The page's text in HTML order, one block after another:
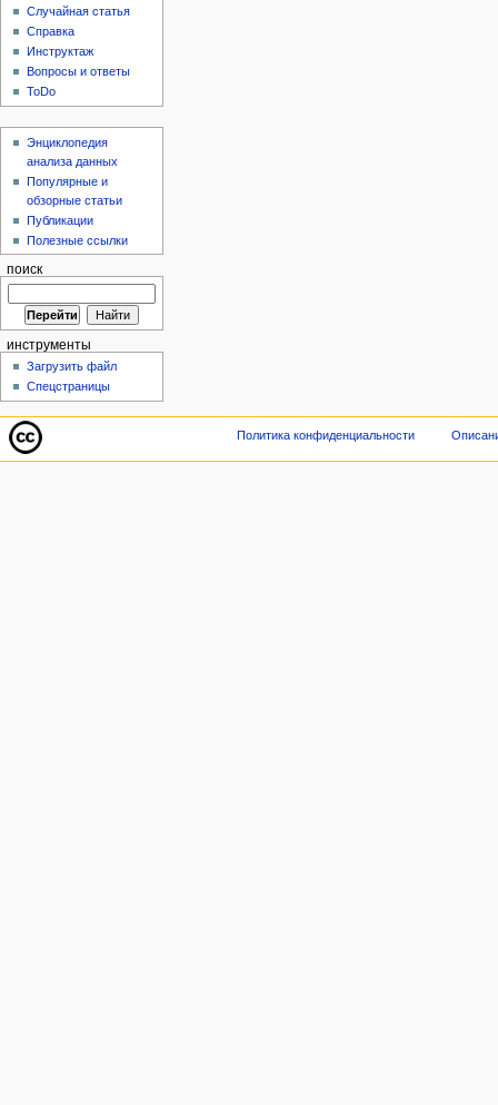
Случайная статья
Справка
Инструктаж
Вопросы и ответы
ToDo
Энциклопедия
анализа данных
Популярные и
обзорные статьи
Публикации
Полезные ссылки
поиск
инструменты
Загрузить файл
Спецстраницы
Политика конфиденциальности